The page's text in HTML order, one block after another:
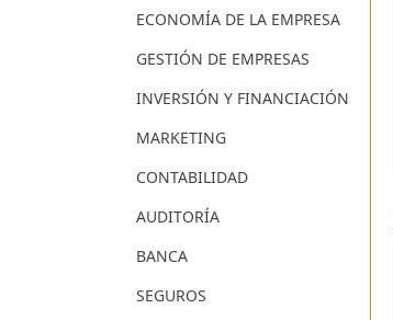
ECONOMÍA DE LA EMPRESA
GESTIÓN DE EMPRESAS
INVERSIÓN Y FINANCIACIÓN
MARKETING
CONTABILIDAD
AUDITORÍA
BANCA
SEGUROS